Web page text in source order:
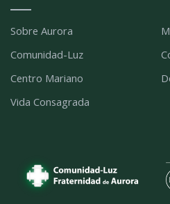
Sobre Aurora
Comunidad-Luz
Centro Mariano
Vida Consagrada